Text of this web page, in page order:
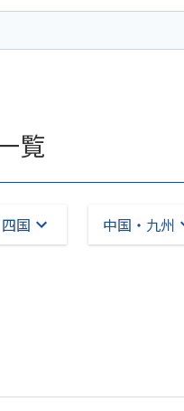
覧
国 中国・九州